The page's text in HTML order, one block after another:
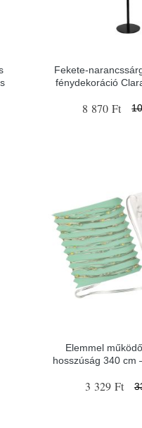
Fekete-
fénydekoráció
8 870 Ft
Elemmel
hosszúság 340 cm
3 329 Ft